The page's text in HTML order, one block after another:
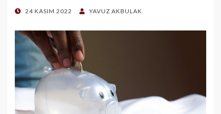
POSTED
24 KASIM 2022 YAVUZ AKBULAK